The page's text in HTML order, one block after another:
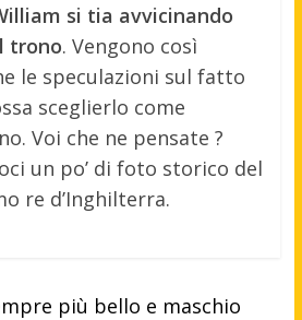
si tia avvicinando
trono. Vengono così
le speculazioni sul fatto
sceglierlo come
Voi che ne pensate ?
un po’ di foto storico del
re d’Inghilterra.
più bello e maschio